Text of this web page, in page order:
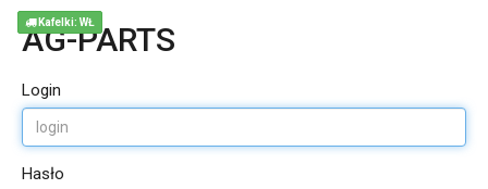
AG-PARTS
Login
Hasło
Kafelki: WŁ